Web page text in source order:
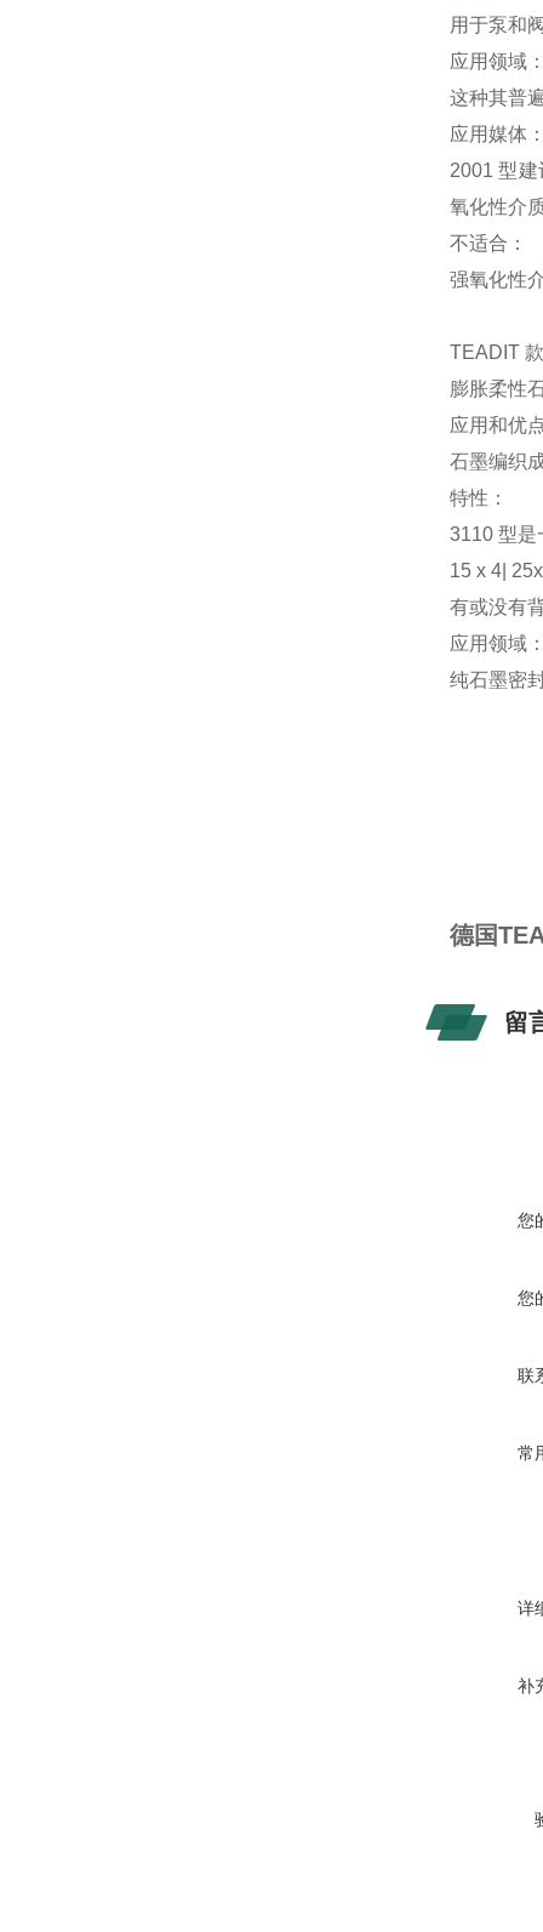
用于泵和
应用领域
这种其普
应用媒体
2001 型
氧化性介
不适合：
强氧化性
TEADIT
膨胀柔性
应用和优
石墨编织
特性：
3110 型是
15 x 4|
有或没有
应用领域
纯石墨密
德国
留
您
您
联
常
详
补